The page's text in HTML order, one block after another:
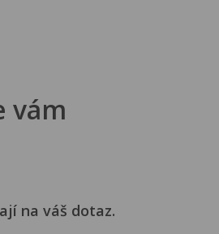
vám
na váš dotaz.